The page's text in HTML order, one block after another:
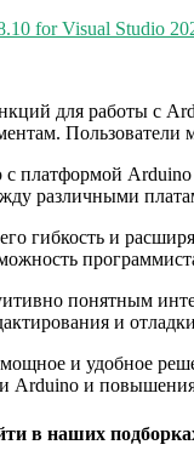
for Visual Studio
для работы с
Пользователи
платформой
различными
гибкость и
понятным
и
и удобное
Arduino и
в наших